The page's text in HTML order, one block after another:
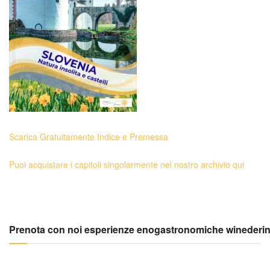
Scarica Gratuitamente Indice e Premessa
Puoi acquistare i capitoli singolarmente nel nostro archivio qui
Prenota con noi esperienze enogastronomiche